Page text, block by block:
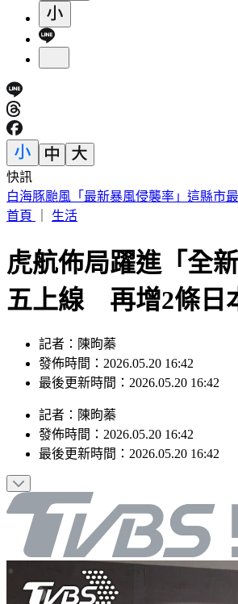
快訊
開砲東發號不厚道 詹江村：沒必要先找
首頁
生活
虎航佈局躍進「全
五上線 再增2條日
記者：陳昫蓁
發佈時間：2026.05.20 16:42
最後更新時間：2026.05.20 16:42
記者 ： 陳昫蓁
發佈時間： 2026.05.20 16:42
最後更新時間： 2026.05.20 16:42